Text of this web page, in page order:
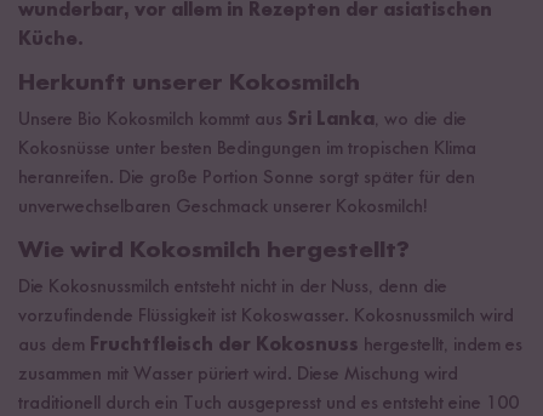
wunderbar, vor allem in Rezepten der asiatischen
Küche.
Herkunft unserer Kokosmilch
Unsere Bio Kokosmilch kommt aus Sri Lanka, wo die die
Kokosnüsse unter besten Bedingungen im tropischen Klima
heranreifen. Die große Portion Sonne sorgt später für den
unverwechselbaren Geschmack unserer Kokosmilch!
Wie wird Kokosmilch hergestellt?
Die Kokosnussmilch entsteht nicht in der Nuss, denn die
vorzufindende Flüssigkeit ist Kokoswasser. Kokosnussmilch wird
aus dem Fruchtfleisch der Kokosnuss hergestellt, indem es
zusammen mit Wasser püriert wird. Diese Mischung wird
traditionell durch ein Tuch ausgepresst und es entsteht eine 100